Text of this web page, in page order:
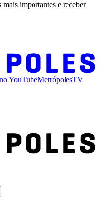
importantes e receber
YouTubeMetrópolesTV